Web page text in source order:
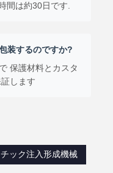
間は約30日です.
装するのですか?
保護材料とカスタ
します
ック注入形成機械